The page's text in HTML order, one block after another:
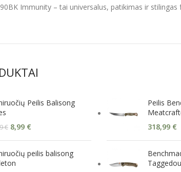
Immunity – tai universalus, patikimas ir
Peilis Balisong
€ 8,99 €
peilis balisong
Peilis
318,99 €